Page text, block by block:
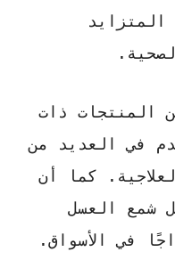
المتزايد
المنتجات ذات
في العديد من
كما أن
شمع العسل
في الأسواق.